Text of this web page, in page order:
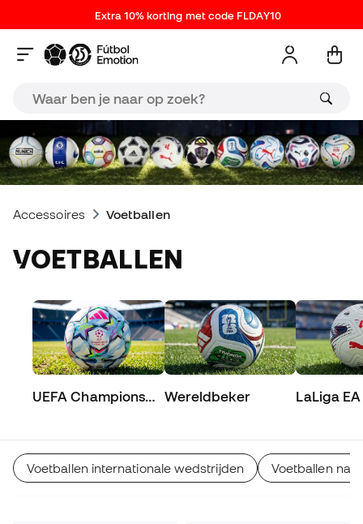
Extra 10% korting met code FLDAY10
Accessoires Voetballen
VOETBALLEN
UEFA Champions
Wereldbeker LaLiga
Voetballen internationale wedstrijden Voetballen